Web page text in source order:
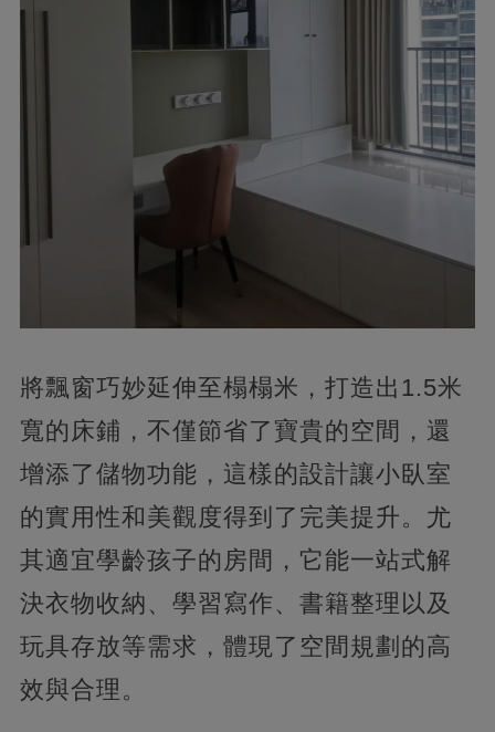
將飄窗巧妙延伸至榻榻米，打造出1.5米
寬的床鋪，不僅節省了寶貴的空間，還
增添了儲物功能，這樣的設計讓小臥室
的實用性和美觀度得到了完美提升。尤
其適宜學齡孩子的房間，它能一站式解
決衣物收納、學習寫作、書籍整理以及
玩具存放等需求，體現了空間規劃的高
效與合理。